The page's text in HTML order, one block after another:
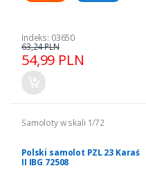
Indeks: 03650
54,99 PLN
63,24 PLN
Samoloty w skali 1/72
Polski samolot PZL 23 Karaś
II IBG 72508